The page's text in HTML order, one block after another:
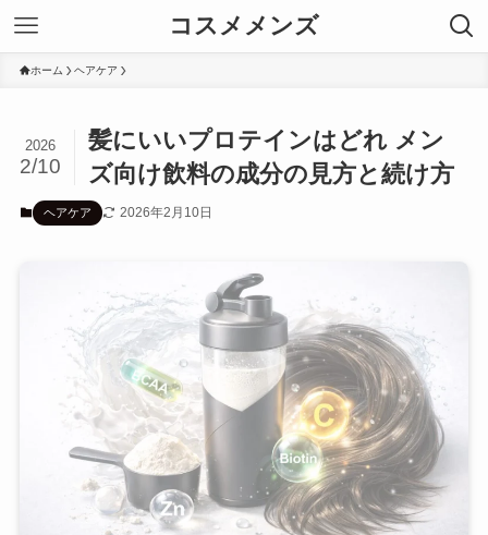
コスメメンズ
ホーム ヘアケア
髪にいいプロテインはどれ メン
ズ向け飲料の成分の見方と続け方
2026
2/10
ヘアケア 2026年2月10日